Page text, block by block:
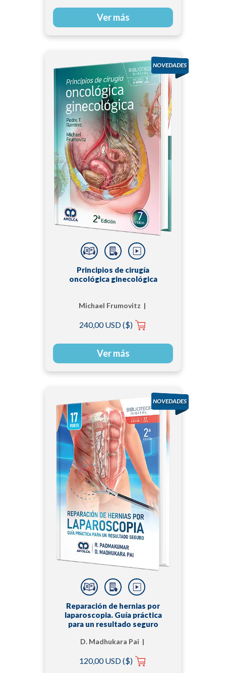
Ver más
Principios de cirugía
oncológica ginecológica
Michael Frumovitz |
240,00 USD ($)
Ver más
Reparación de hernias por
laparoscopia. Guía práctica
para un resultado seguro
D. Madhukara Pai |
Padmakumar
120,00 USD ($)